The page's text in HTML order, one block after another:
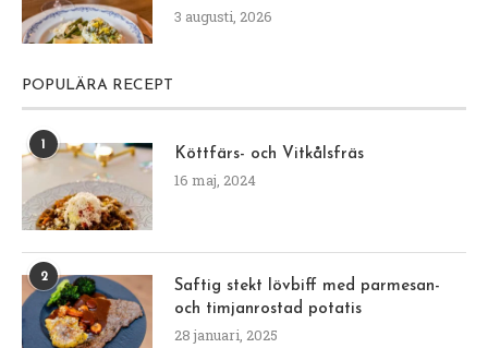
3 augusti, 2026
POPULÄRA RECEPT
1
Köttfärs- och Vitkålsfräs
16 maj, 2024
2
Saftig stekt lövbiff med parmesan-
och timjanrostad potatis
28 januari, 2025